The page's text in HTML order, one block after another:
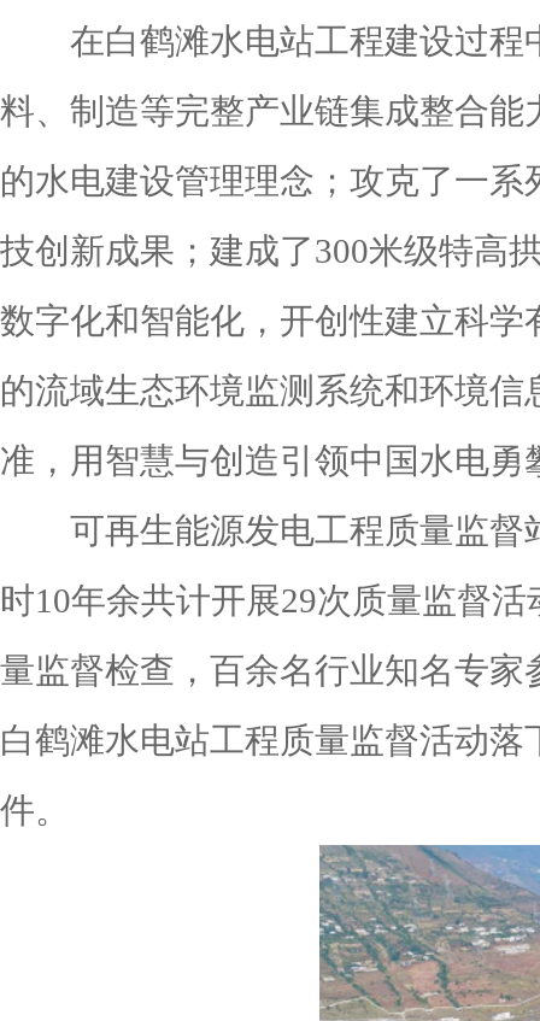
在白鹤滩水电站工程建设过程
料、制造等完整产业链集成整合
的水电建设管理理念；攻克了一
技创新成果；建成了300米级特高
数字化和智能化，开创性建立科
的流域生态环境监测系统和环境
准，用智慧与创造引领中国水电勇
可再生能源发电工程质量监督
时10年余共计开展29次质量监督
量监督检查，百余名行业知名专
白鹤滩水电站工程质量监督活动
件。